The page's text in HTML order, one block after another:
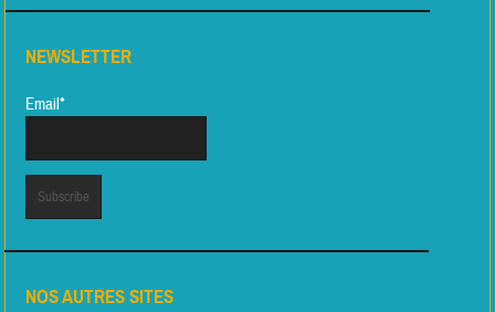
NEWSLETTER
Email*
NOS AUTRES SITES